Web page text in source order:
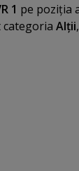
1 pe poziţia
categoria Alţii